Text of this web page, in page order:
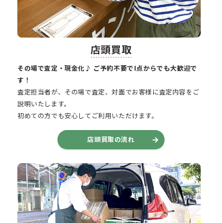
店頭買取
その場で査定・現金化♪ ご予約不要で1点からでも大歓迎で
す！
査定担当者が、その場で査定、対面でお客様に査定内容をご
説明いたします。
初めての方でも安心してご利用いただけます。
店頭買取の流れ